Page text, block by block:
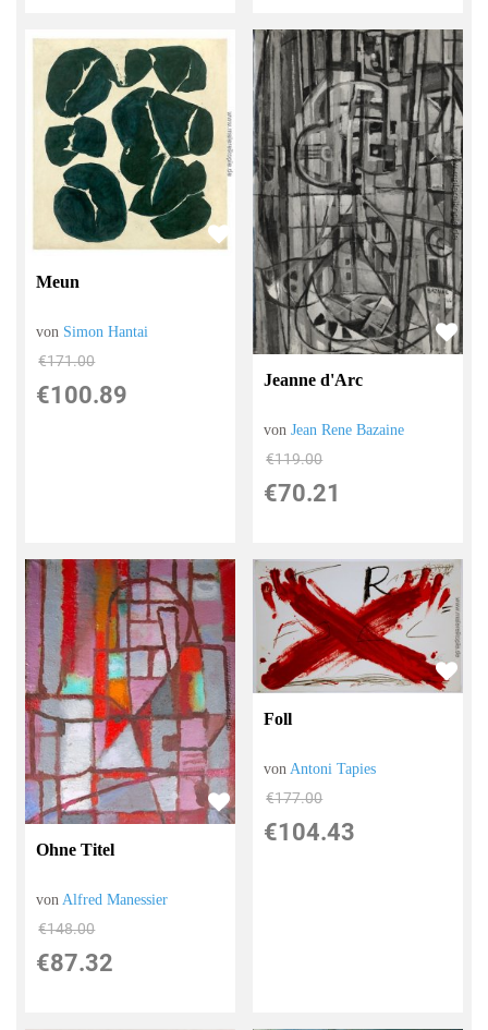
Meun
von Simon Hantai
€171.00
€100.89
Jeanne d'Arc
vonJean Rene Bazaine
€119.00
€70.21
Ohne Titel
von Alfred Manessier
€148.00
€87.32
Foll
von Antoni Tapies
€177.00
€104.43